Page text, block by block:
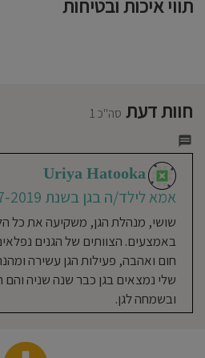
תווי איכות ובטיחות
חוות דעת סה"כ 1
Uriya Hatooka
אמא לילד/ה בגן בשנת 2017-2019
שושי, מנהלת הגן, משקיעה את כל
באמצעים. הצוותים של הגנים
חום ואהבה, פעילות הגן עשירה
שלי נמצאים בגן כבר שנה שניה והם
ובשמחה לגן.